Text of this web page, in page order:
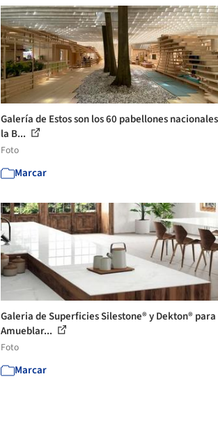
Galería de Estos son los 60 pabellones
la B...
Foto
Marcar
Galeria de Superficies Silestone® y Dekton® para
Amueblar...
Foto
Marcar